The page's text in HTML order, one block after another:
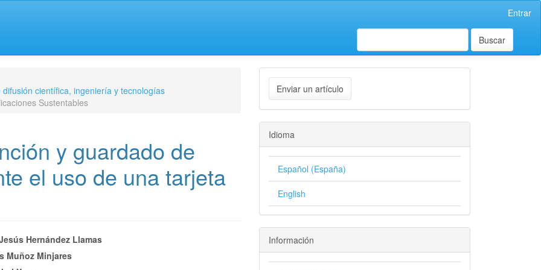
Entrar
Buscar
científica, ingeniería y tecnologías
Sustentables
y guardado de
el uso de una tarjeta
Hernández Llamas
Muñoz Minjares
Enviar un artículo
Idioma
Español (España)
English
Información